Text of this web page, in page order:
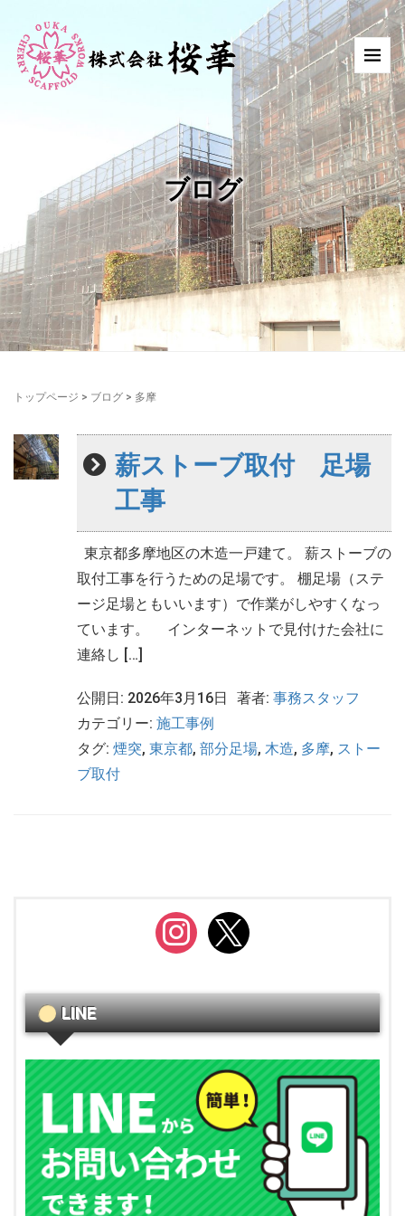
ブログ
トップページ > ブログ > 多摩
薪ストーブ取付 足場
工事
東京都多摩地区の木造一戸建て。 薪ストーブの
取付工事を行うための足場です。 棚足場（ステ
ージ足場ともいいます）で作業がしやすくなっ
ています。 インターネットで見付けた会社に
連絡し […]
公開日: 2026年3月16日 著者: 事務スタッフ
カテゴリー: 施工事例
タグ: 煙突, 東京都, 部分足場, 木造, 多摩, ストー
ブ取付
instagram
x
LINE